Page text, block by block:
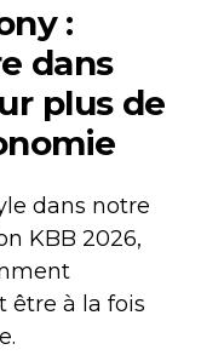
:
dans
plus de
dans notre
KBB 2026,
être à la fois